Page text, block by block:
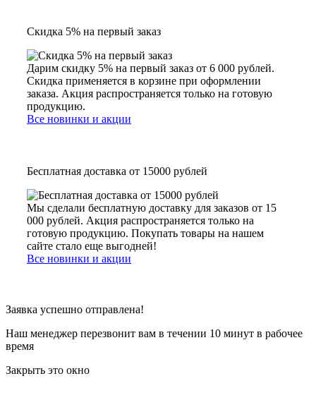
Скидка 5% на первый заказ
Дарим скидку 5% на первый заказ от 6 000 рублей.
Скидка применяется в корзине при оформлении
заказа. Акция распространяется только на готовую
продукцию.
Все новинки и акции
Бесплатная доставка от 15000 рублей
Мы сделали бесплатную доставку для заказов от 15
000 рублей. Акция распространяется только на
готовую продукцию. Покупать товары на нашем
сайте стало еще выгодней!
Все новинки и акции
Заявка успешно отправлена!
Наш менеджер перезвонит вам в течении 10 минут в рабочее
время
Закрыть это окно